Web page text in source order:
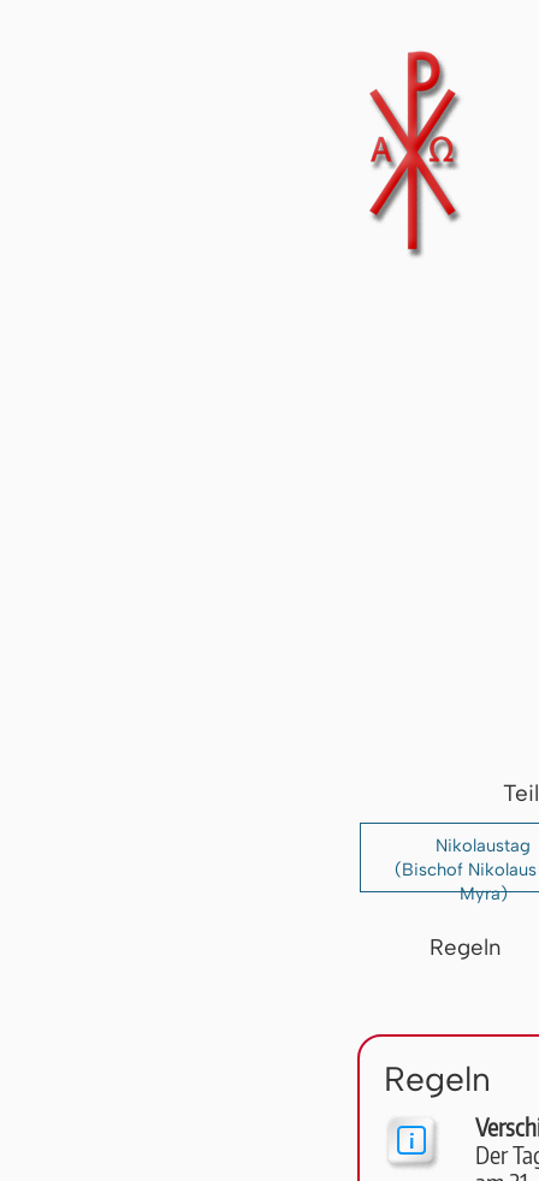
Nikolaustag
(Bischof
Myra)
Regeln
Regeln
Der